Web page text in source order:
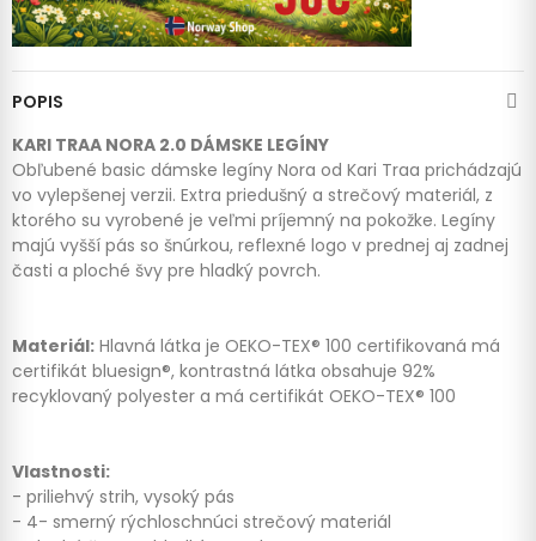
POPIS
KARI TRAA NORA 2.0 DÁMSKE LEGÍNY
Obľubené basic dámske legíny Nora od Kari Traa prichádzajú
vo vylepšenej verzii. Extra priedušný a strečový materiál, z
ktorého su vyrobené je veľmi príjemný na pokožke. Legíny
majú vyšší pás so šnúrkou, reflexné logo v prednej aj zadnej
časti a ploché švy pre hladký povrch.
Materiál: Hlavná látka je OEKO-TEX® 100 certifikovaná má
certifikát bluesign®, kontrastná látka obsahuje 92%
recyklovaný polyester a má certifikát OEKO-TEX® 100
Vlastnosti:
- priliehvý strih, vysoký pás
- 4- smerný rýchloschnúci strečový materiál